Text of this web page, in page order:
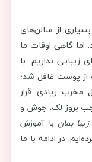
از سالن‌های
گاهی اوقات ما
زیبایی نداریم. با
از پوست غافل شد؛
مخرب زیادی قرار
بروز لک، جوش و
بمان با آموزش
در ادامه با ما